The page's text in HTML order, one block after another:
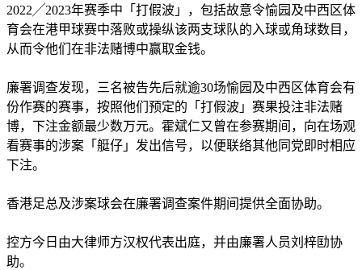
2022╱2023年赛季中「打假波」，包括故意令愉园及中西区体
育会在港甲球赛中落败或操纵该两支球队的入球或角球数目，
从而令他们在非法赌博中赢取金钱。
廉署调查发现，三名被告先后就逾30场愉园及中西区体育会有
份作赛的赛事，按照他们预定的「打假波」赛果投注非法赌
博，下注金额最少数万元。霍斌仁又曾在参赛期间，向在场观
看赛事的涉案「艇仔」发出信号，以便联络其他同党即时相应
下注。
香港足总及涉案球会在廉署调查案件期间提供全面协助。
控方今日由大律师方汉权代表出庭，并由廉署人员刘梓劻协
助。